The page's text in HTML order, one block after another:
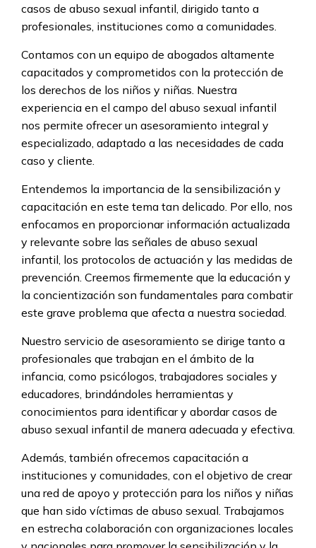
casos de abuso sexual infantil, dirigido tanto a
profesionales, instituciones como a comunidades.
Contamos con un equipo de abogados altamente
capacitados y comprometidos con la protección de
los derechos de los niños y niñas. Nuestra
experiencia en el campo del abuso sexual infantil
nos permite ofrecer un asesoramiento integral y
especializado, adaptado a las necesidades de cada
caso y cliente.
Entendemos la importancia de la sensibilización y
capacitación en este tema tan delicado. Por ello, nos
enfocamos en proporcionar información actualizada
y relevante sobre las señales de abuso sexual
infantil, los protocolos de actuación y las medidas de
prevención. Creemos firmemente que la educación y
la concientización son fundamentales para combatir
este grave problema que afecta a nuestra sociedad.
Nuestro servicio de asesoramiento se dirige tanto a
profesionales que trabajan en el ámbito de la
infancia, como psicólogos, trabajadores sociales y
educadores, brindándoles herramientas y
conocimientos para identificar y abordar casos de
abuso sexual infantil de manera adecuada y efectiva.
Además, también ofrecemos capacitación a
instituciones y comunidades, con el objetivo de crear
una red de apoyo y protección para los niños y niñas
que han sido víctimas de abuso sexual. Trabajamos
en estrecha colaboración con organizaciones locales